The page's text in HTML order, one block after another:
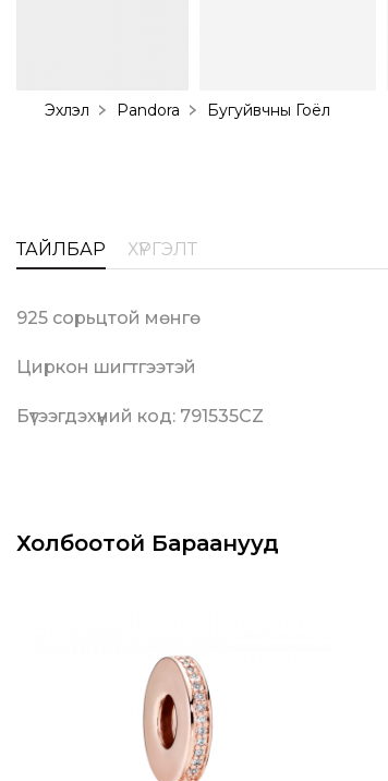
Эхлэл Pandora Бугуйвчны Гоёл
ТАЙЛБАР ХҮРГЭЛТ
925 сорьцтой мөнгө
Циркон шигтгээтэй
Бүтээгдэхүүний код: 791535CZ
Холбоотой Бараанууд